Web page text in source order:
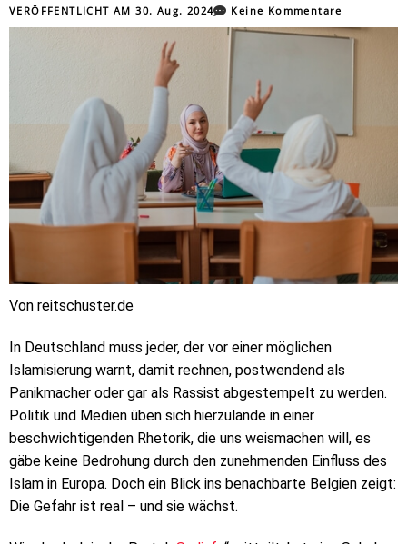
VERÖFFENTLICHT AM30. Aug. 2024 Keine Kommentare
Von reitschuster.de
In Deutschland muss jeder, der vor einer möglichen
Islamisierung warnt, damit rechnen, postwendend als
Panikmacher oder gar als Rassist abgestempelt zu werden.
Politik und Medien üben sich hierzulande in einer
beschwichtigenden Rhetorik, die uns weismachen will, es
gäbe keine Bedrohung durch den zunehmenden Einfluss des
Islam in Europa. Doch ein Blick ins benachbarte Belgien zeigt:
Die Gefahr ist real – und sie wächst.